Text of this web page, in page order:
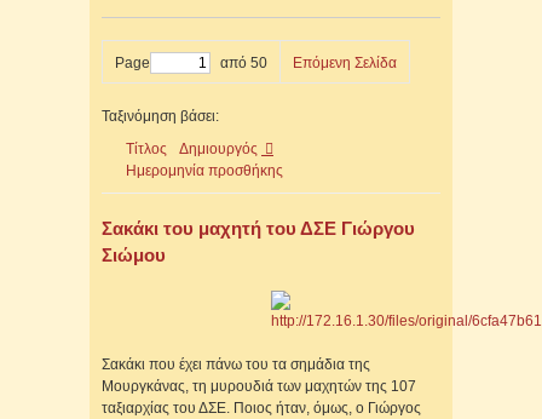
Page από 50 Επόμενη Σελίδα
Ταξινόμηση βάσει:
Τίτλος
Δημιουργός
Ημερομηνία προσθήκης
Σακάκι του μαχητή του ΔΣΕ Γιώργου
Σιώμου
Σακάκι που έχει πάνω του τα σημάδια της
Μουργκάνας, τη μυρουδιά των μαχητών της 107
ταξιαρχίας του ΔΣΕ. Ποιος ήταν, όμως, ο Γιώργος